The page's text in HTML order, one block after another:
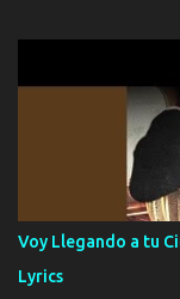
cariño de mi alma
preguntas y digas
contenta como yo
enamora pa
quiero contigo que
contéstame la
borracho me animo
me encantes Decirte
Voy Llegando a tu
Lyrics